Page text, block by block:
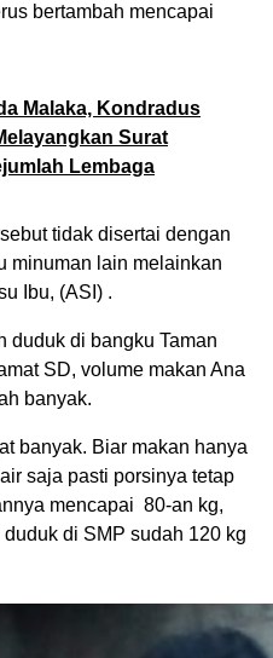
bertambah mencapai
Malaka, Kondradus
Surat
Lembaga
tidak disertai dengan
minuman lain melainkan
Ibu, (ASI) .
duduk di bangku Taman
SD, volume makan Ana
banyak.
banyak. Biar makan hanya
saja pasti porsinya tetap
mencapai 80-an kg,
di SMP sudah 120 kg